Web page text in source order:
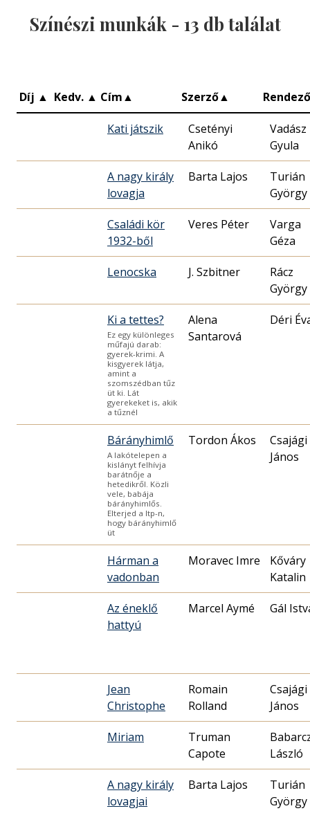
Színészi munkák - 13 db találat
Díj ▲ Kedv. ▲ Cím▲ Szerző▲ Rendező
Kati játszik
Csetényi
Anikó
Vadász
Gyula
A nagy király
lovagja
Barta Lajos
Turián
György
Családi kör
1932-ből
Veres Péter
Varga
Géza
Lenocska J. Szbitner
Rácz
György
Ki a tettes?
Ez egy különleges
műfajú darab:
gyerek-krimi. A
kisgyerek látja,
amint a
szomszédban tűz
üt ki. Lát
gyerekeket is, akik
a tűznél
Alena
Santarová
Déri
Bárányhimlő
A lakótelepen a
kislányt felhívja
barátnője a
hetedikről. Közli
vele, babája
bárányhimlős.
Elterjed a ltp-n,
hogy bárányhimlő
üt
Tordon Ákos
Csajági
János
Hárman a
vadonban
Moravec Imre
Kőváry
Katalin
Az éneklő
hattyú
Marcel Aymé Gál
Jean
Christophe
Romain
Rolland
Csajági
János
Miriam
Truman
Capote
László
A nagy király
lovagjai
Barta Lajos
Turián
György